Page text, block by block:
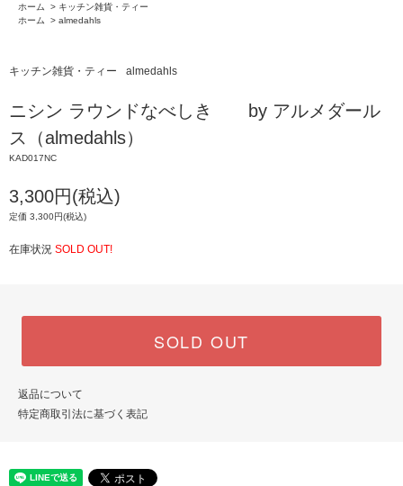
ホーム > キッチン雑貨・ティー
ホーム
> almedahls
キッチン雑貨・ティー almedahls
ニシン ラウンドなべしき by アルメダール
ス（almedahls）
KAD017NC
3,300円(税込)
定価 3,300円(税込)
在庫状況 SOLD OUT!
SOLD OUT
返品について
特定商取引法に基づく表記